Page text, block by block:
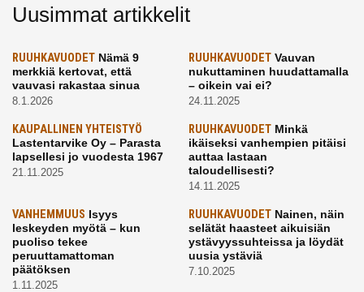
Uusimmat artikkelit
RUUHKAVUODET Nämä 9
merkkiä kertovat, että
vauvasi rakastaa sinua
8.1.2026
RUUHKAVUODETVauvan
nukuttaminen huudattamalla
– oikein vai ei?
24.11.2025
KAUPALLINEN YHTEISTYÖ
Lastentarvike Oy – Parasta
lapsellesi jo vuodesta 1967
21.11.2025
RUUHKAVUODETMinkä
ikäiseksi vanhempien pitäisi
auttaa lastaan
taloudellisesti?
14.11.2025
VANHEMMUUS Isyys
leskeyden myötä – kun
puoliso tekee
peruuttamattoman
päätöksen
1.11.2025
RUUHKAVUODETNainen, näin
selätät haasteet aikuisiän
ystävyyssuhteissa ja löydät
uusia ystäviä
7.10.2025